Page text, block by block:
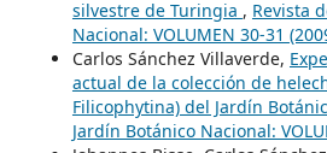
silvestre de Turingia , Revista
Nacional: VOLUMEN 30-31
Carlos Sánchez Villaverde,
actual de la colección de
Filicophytina) del Jardín
Jardín Botánico Nacional: